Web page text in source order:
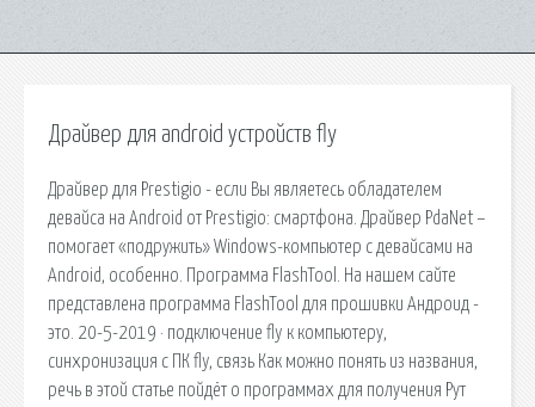
Драйвер для android устройств fly
Драйвер для Prestigio - если Вы являетесь обладателем
девайса на Android от Prestigio: смартфона. Драйвер PdaNet –
помогает «подружить» Windows-компьютер с девайсами на
Android, особенно. Программа FlashTool. На нашем сайте
представлена программа FlashTool для прошивки Андроид -
это. 20-5-2019 · подключение fly к компьютеру,
синхронизация с ПК fly, связь Как можно понять из названия,
речь в этой статье пойдёт о программах для получения Рут